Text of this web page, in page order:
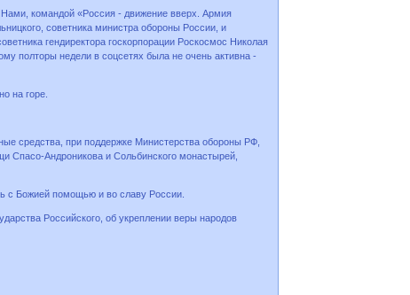
командой «Россия - движение вверх. Армия
советника министра обороны России, и
гендиректора госкорпорации Роскосмос Николая
полторы недели в соцсетях была не очень активна -
на горе.
средства, при поддержке Министерства обороны РФ,
Спасо-Андроникова и Сольбинского монастырей,
с Божией помощью и во славу России.
Российского, об укреплении веры народов